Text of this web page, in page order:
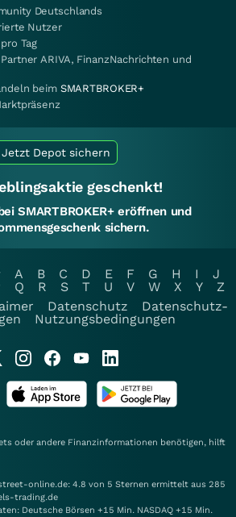
Deutschlands
Nutzer
Tag
ARIVA, FinanzNachrichten und
beim SMARTBROKER+
Jetzt Depot sichern
geschenkt!
SMARTBROKER+ eröffnen und
sichern.
A B C D E F G H I
J
Q R S T U V W X Y
Z
Datenschutz
Datenschutz-
Nutzungsbedingungen
oder andere Finanzinformationen benötigen, hilft
online.de: 4.8 von 5 Sternen ermittelt aus 285
trading.de
Deutsche Börsen +15 Min. NASDAQ +15 Min.